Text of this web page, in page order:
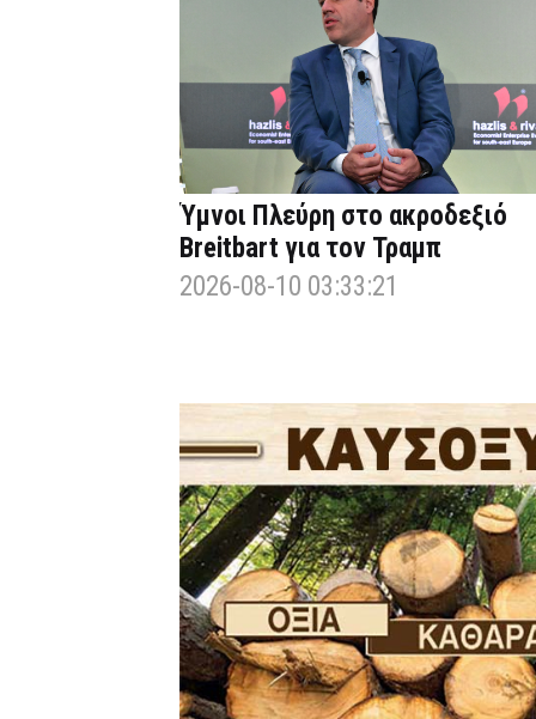
Ύμνοι Πλεύρη στο ακροδεξιό
Breitbart για τον Τραμπ
2026-08-10 03:33:21